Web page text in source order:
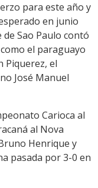
para este año y
en junio
Sao Paulo contó
el paraguayo
Piquerez, el
José Manuel
Carioca al
al Nova
Henrique y
pasada por 3-0 en